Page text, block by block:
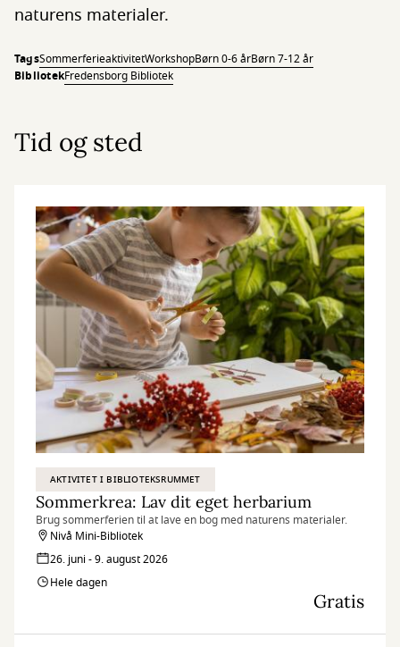
naturens materialer.
TagsSommerferieaktivitetWorkshopBørn 0-6 årBørn 7-12 år
BibliotekFredensborg Bibliotek
Tid og sted
AKTIVITET I BIBLIOTEKSRUMMET
Sommerkrea: Lav dit eget herbarium
Brug sommerferien til at lave en bog med naturens materialer.
Nivå Mini-Bibliotek
26. juni - 9. august 2026
Hele dagen
Gratis